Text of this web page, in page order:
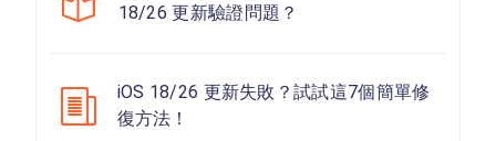
18/26 更新驗證問題？
iOS 18/26 更新失敗？試試這7個簡單修
復方法！